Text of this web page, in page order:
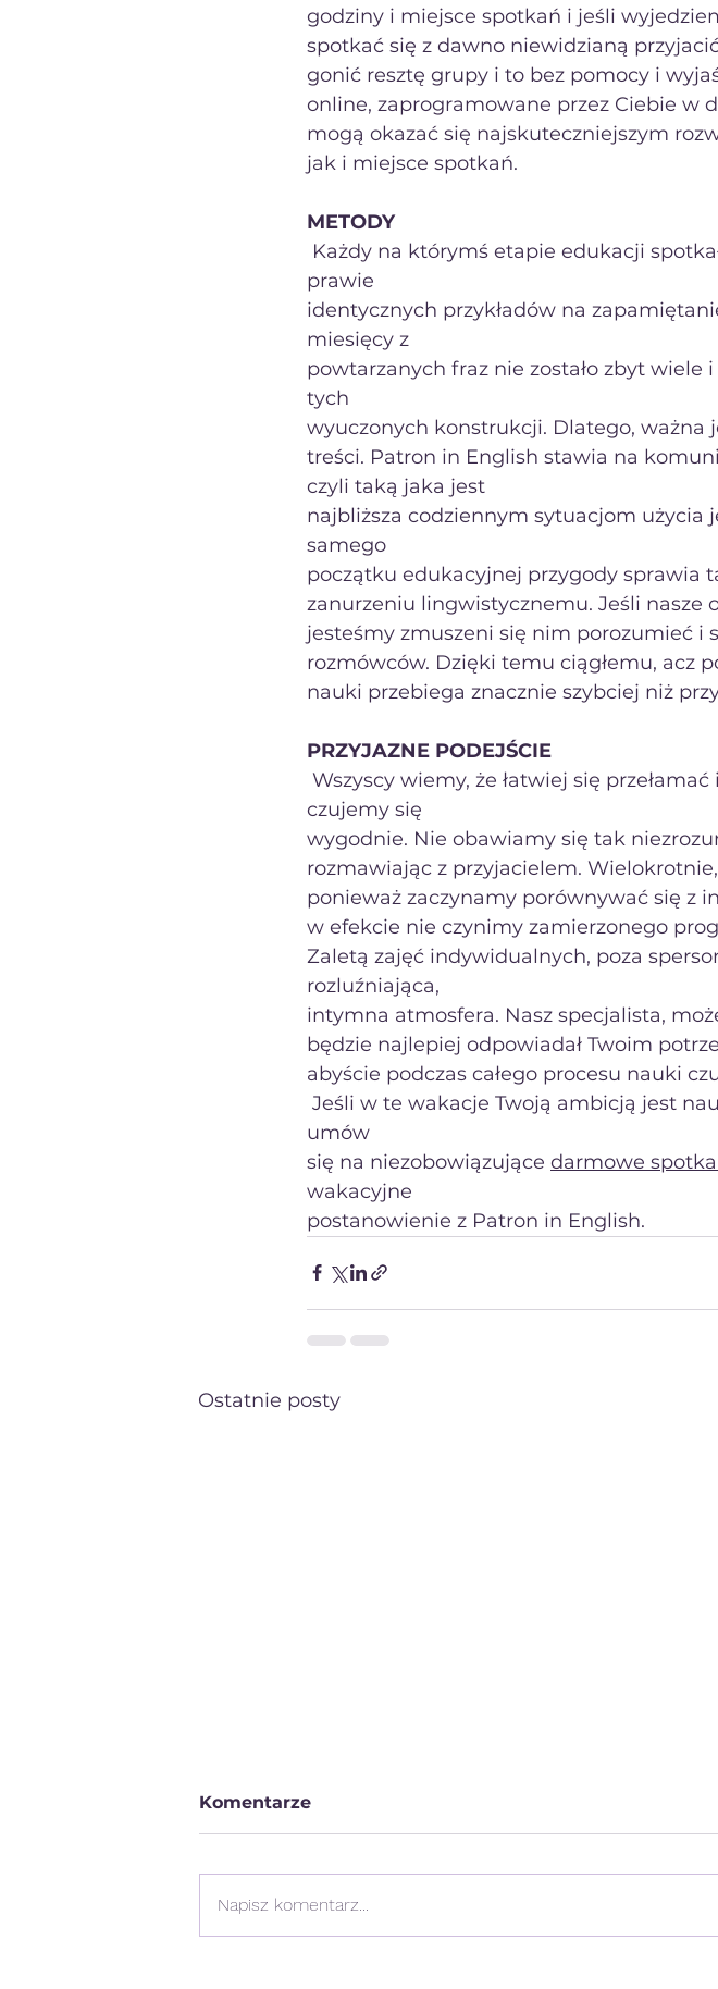
godziny i miejsce spotkań i jeśli
spotkać się z dawno niewidzianą
gonić resztę grupy i to bez pomocy i
online, zaprogramowane przez Ciebie w
mogą okazać się najskuteczniejszym
jak i miejsce spotkań.
METODY
prawie
identycznych przykładów na
miesięcy z
powtarzanych fraz nie zostało zbyt
tych
wyuczonych konstrukcji. Dlatego,
treści. Patron in English stawia na
czyli taką jaka jest
najbliższa codziennym sytuacjom użycia
samego
początku edukacyjnej przygody sprawia
zanurzeniu lingwistycznemu. Jeśli nasze
jesteśmy zmuszeni się nim porozumieć i
rozmówców. Dzięki temu ciągłemu, acz
nauki przebiega znacznie szybciej niż
PRZYJAZNE PODEJŚCIE
czujemy się
wygodnie. Nie obawiamy się tak
rozmawiając z przyjacielem.
ponieważ zaczynamy porównywać się z
w efekcie nie czynimy zamierzonego
Zaletą zajęć indywidualnych, poza
rozluźniająca,
intymna atmosfera. Nasz specjalista,
będzie najlepiej odpowiadał Twoim
abyście podczas całego procesu nauki
umów
się na niezobowiązujące darmowe
wakacyjne
postanowienie z Patron in English.
Ostatnie posty
Komentarze
Napisz komentarz...